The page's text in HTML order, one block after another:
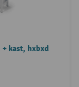
+ kast, hxbxd